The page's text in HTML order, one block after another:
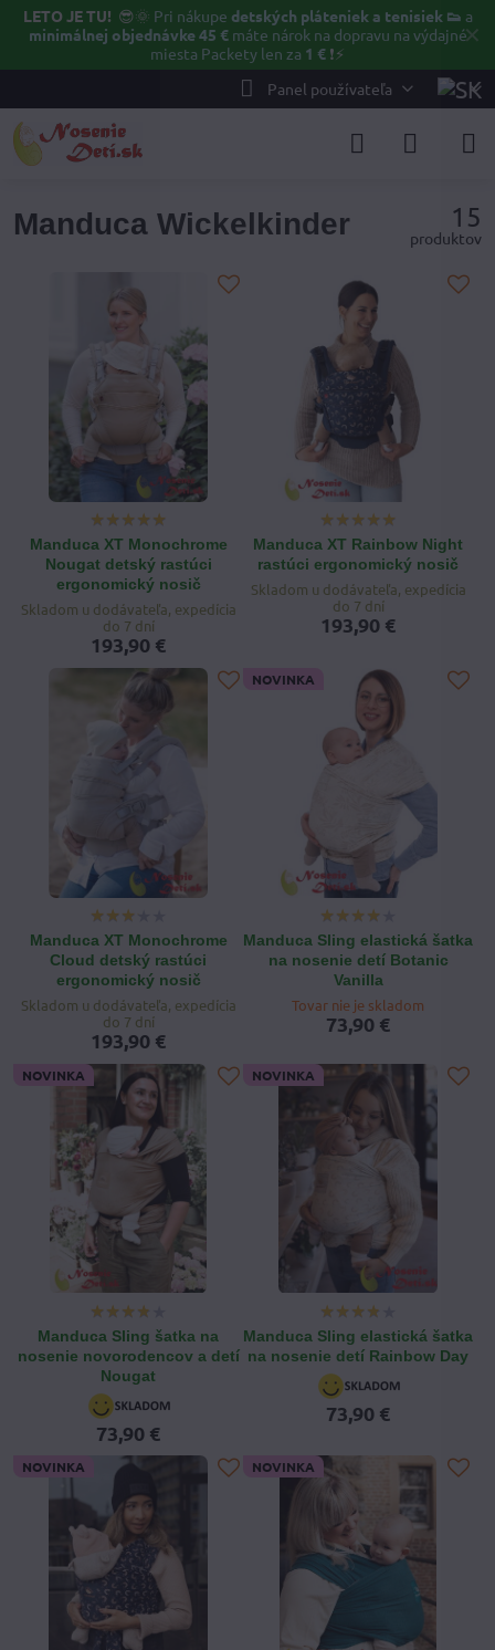
✕
LETO JE TU! 😎🌞 Pri nákupe detských pláteniek a tenisiek 👟 a
minimálnej objednávke 45 €máte nárok na dopravu na výdajné
miesta Packety len za 1 € ❗⚡️
Panel používateľa
Manduca Wickelkinder 15
produktov
Manduca XT Monochrome
Nougat detský rastúci
ergonomický nosič
Skladom u dodávateľa, expedícia
do 7 dní
193,90 €
Manduca XT Rainbow Night
rastúci ergonomický nosič
Skladom u dodávateľa, expedícia
do 7 dní
193,90 €
Manduca XT Monochrome
Cloud detský rastúci
ergonomický nosič
Skladom u dodávateľa, expedícia
do 7 dní
193,90 €
NOVINKA
Manduca Sling elastická šatka
na nosenie detí Botanic
Vanilla
Tovar nie je skladom
73,90 €
NOVINKA
Manduca Sling šatka na
nosenie novorodencov a detí
Nougat
73,90 €
NOVINKA
Manduca Sling elastická šatka
na nosenie detí Rainbow Day
73,90 €
NOVINKA NOVINKA